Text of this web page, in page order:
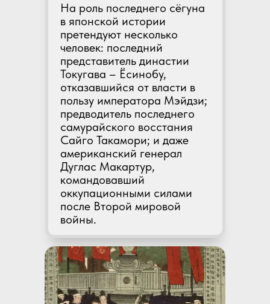
На роль последнего сёгуна
в японской истории
претендуют несколько
человек: последний
представитель династии
Токугава – Ёсинобу,
отказавшийся от власти в
пользу императора Мэйдзи;
предводитель последнего
самурайского восстания
Сайго Такамори; и даже
американский генерал
Дуглас Макартур,
командовавший
оккупационными силами
после Второй мировой
войны.